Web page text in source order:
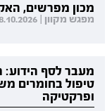
מכון מפרשים,
מפגש מקוון | 18.10.2026 | יום ראשון | 19:30-21:00
מעבר לסף הידוע:
טיפול בחומרים
ופרקטיקה